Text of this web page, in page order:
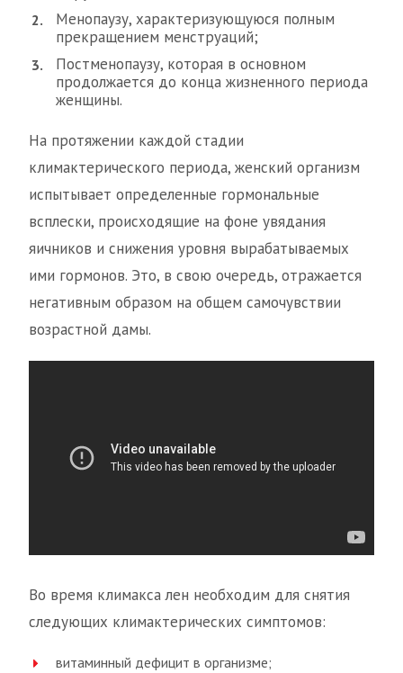
Менопаузу, характеризующуюся полным
прекращением менструаций;
Постменопаузу, которая в основном
продолжается до конца жизненного периода
женщины.
На протяжении каждой стадии
климактерического периода, женский организм
испытывает определенные гормональные
всплески, происходящие на фоне увядания
яичников и снижения уровня вырабатываемых
ими гормонов. Это, в свою очередь, отражается
негативным образом на общем самочувствии
возрастной дамы.
Во время климакса лен необходим для снятия
следующих климактерических симптомов:
витаминный дефицит в организме;